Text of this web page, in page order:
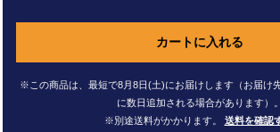
カートに入れる
※この商品は、最短で8月8日(土)にお届けします（お届け
に数日追加される場合があります）。
※別途送料がかかります。
送料を確認